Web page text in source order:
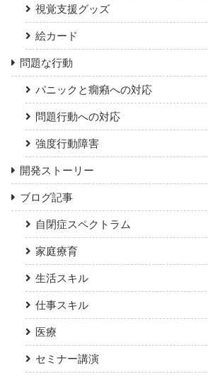
視覚支援グッズ
絵カード
問題な行動
パニックと癇癪への対応
問題行動への対応
強度行動障害
開発ストーリー
ブログ記事
自閉症スペクトラム
家庭療育
生活スキル
仕事スキル
医療
セミナー講演